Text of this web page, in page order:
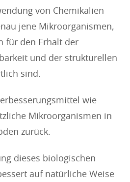
von Chemikalien
jene Mikroorganismen,
für den Erhalt der
und der strukturellen
sind.
wie
Mikroorganismen in
zurück.
dieses biologischen
auf natürliche Weise